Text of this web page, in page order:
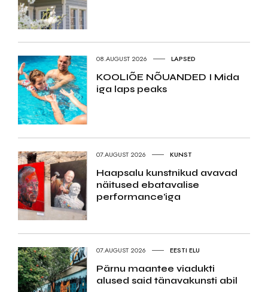
08.AUGUST 2026 LAPSED
KOOLIÕE NÕUANDED I Mida
iga laps peaks
07.AUGUST 2026 KUNST
Haapsalu kunstnikud avavad
näitused ebatavalise
performance’iga
07.AUGUST 2026 EESTI ELU
Pärnu maantee viadukti
alused said tänavakunsti abil